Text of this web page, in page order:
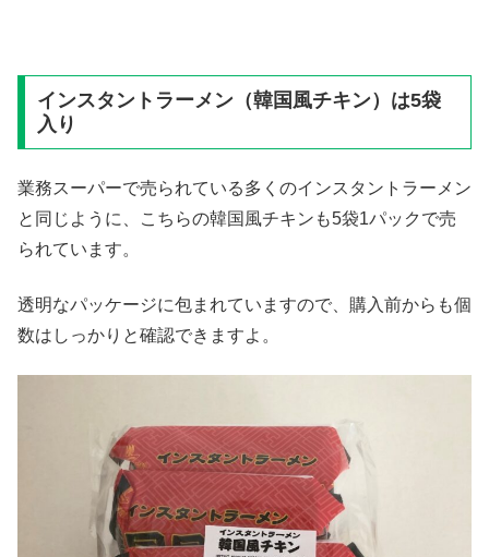
インスタントラーメン（韓国風チキン）は5袋
入り
業務スーパーで売られている多くのインスタントラーメン
と同じように、こちらの韓国風チキンも5袋1パックで売
られています。
透明なパッケージに包まれていますので、購入前からも個
数はしっかりと確認できますよ。